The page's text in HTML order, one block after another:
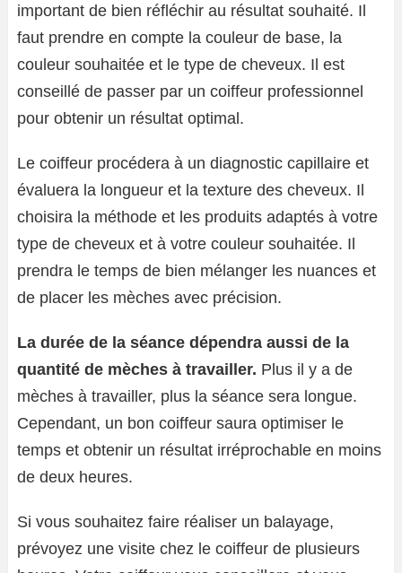
important de bien réfléchir au résultat souhaité. Il
faut prendre en compte la couleur de base, la
couleur souhaitée et le type de cheveux. Il est
conseillé de passer par un coiffeur professionnel
pour obtenir un résultat optimal.
Le coiffeur procédera à un diagnostic capillaire et
évaluera la longueur et la texture des cheveux. Il
choisira la méthode et les produits adaptés à votre
type de cheveux et à votre couleur souhaitée. Il
prendra le temps de bien mélanger les nuances et
de placer les mèches avec précision.
La durée de la séance dépendra aussi de la
quantité de mèches à travailler. Plus il y a de
mèches à travailler, plus la séance sera longue.
Cependant, un bon coiffeur saura optimiser le
temps et obtenir un résultat irréprochable en moins
de deux heures.
Si vous souhaitez faire réaliser un balayage,
prévoyez une visite chez le coiffeur de plusieurs